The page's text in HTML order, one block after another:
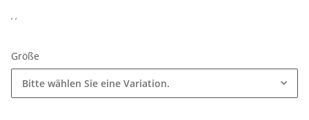
, ,
Größe
Bitte wählen Sie eine Variation.